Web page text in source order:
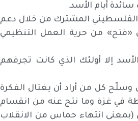
أيام الأسد.
المشترك من خلال دعم
«فتح» من حرية العمل التنظيمي
إلا أولئك الذي كانت تجرفهم
كل من أراد أن يغتال الفكرة
في غزة وما نتج عنه من انقسام
انتهاء حماس من الانقلاب